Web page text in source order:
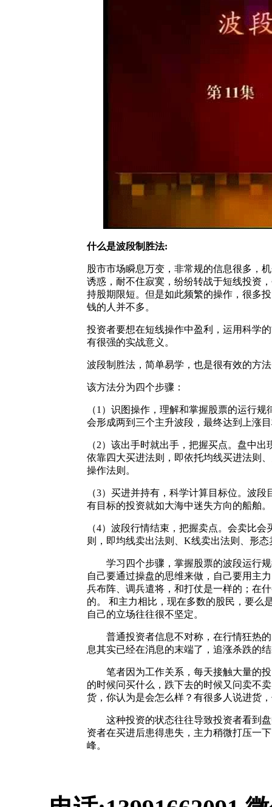
什么是波段制胜法:
股市市场瞬息万变，非常规的信息很多，
诱惑，耐不住寂寞，纷纷转战于短线投资
持股期限短。但是如此频繁的操作，很多
钱的人并不多。
投资者要想在短线操作中盈利，运用科学
有很强的实战意义。
波段制胜法，简单易学，也是很有效的方
该方法分为四个步骤：
（1）识图操作，理解和掌握股票的运行
会形成两到三个主升波段，最终达到上涨
（2）该出手时就出手，把握买点。盘中
依靠四大买进法则，即依托均线买进法则
操作法则。
（3）买进并持有，科学计算目标位。波
有目标的投资就如大海中迷失方向的船舶。
（4）波段行情结束，把握卖点。会卖比
则，即均线卖出法则、K线卖出法则、形
学习四个步骤，掌握股票的波段运行规
自己要通过操盘的思维来做，自己要用主
兵布阵、调兵遣将，和打仗是一样的；在
的。 和主力相比，现在多数的股民，要么
自己的立场往往很不坚定。
普通投资者信息不对称，在行情狂热的
息其实已经在消息的末端了，追涨杀跌的
笔者因为工作关系，每天接触大量的
的时候问买什么，跌下去的时候又问卖不
货，你认为是会怎么样？有很多人说进货
这种投资的状态往往导致投资者看到盘
资者在买进后患得患失，主力稍微打压一
峰。